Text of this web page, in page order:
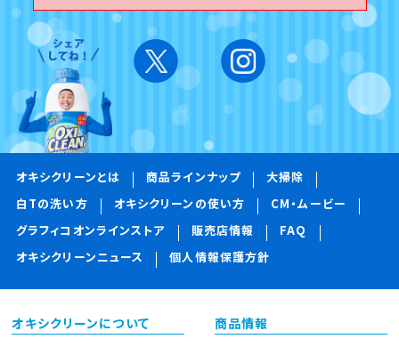
オキシクリーンとは 商品ラインナップ
大掃除
白Tの洗い方
オキシクリーンの使い方
CM・ムービー
グラフィコオンラインストア
販売店情報
FAQ
オキシクリーンニュース
個人情報保護方針
オキシクリーンについて
商品情報